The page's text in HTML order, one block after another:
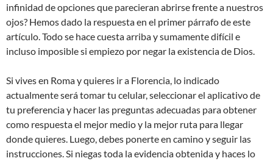
infinidad de opciones que parecieran abrirse frente a nuestros
ojos? Hemos dado la respuesta en el primer párrafo de este
artículo. Todo se hace cuesta arriba y sumamente difícil e
incluso imposible si empiezo por negar la existencia de Dios.
Si vives en Roma y quieres ir a Florencia, lo indicado
actualmente será tomar tu celular, seleccionar el aplicativo de
tu preferencia y hacer las preguntas adecuadas para obtener
como respuesta el mejor medio y la mejor ruta para llegar
donde quieres. Luego, debes ponerte en camino y seguir las
instrucciones. Si niegas toda la evidencia obtenida y haces lo